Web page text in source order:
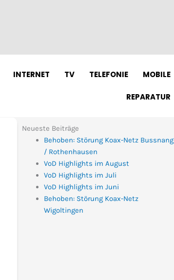
INTERNET TV TELEFONIE MOBILE
REPARATUR
Neueste Beiträge
Behoben: Störung Koax-Netz Bussnang
/ Rothenhausen
VoD Highlights im August
VoD Highlights im Juli
VoD Highlights im Juni
Behoben: Störung Koax-Netz
Wigoltingen